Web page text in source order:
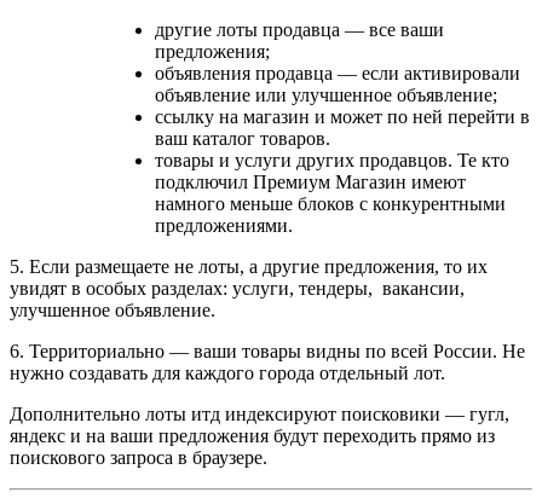
другие лоты продавца — все ваши
предложения;
объявления продавца — если активировали
объявление или улучшенное объявление;
ссылку на магазин и может по ней перейти в
ваш каталог товаров.
товары и услуги других продавцов. Те кто
подключил Премиум Магазин имеют
намного меньше блоков с конкурентными
предложениями.
5. Если размещаете не лоты, а другие предложения, то их
увидят в особых разделах: услуги, тендеры, вакансии,
улучшенное объявление.
6. Территориально — ваши товары видны по всей России. Не
нужно создавать для каждого города отдельный лот.
Дополнительно лоты итд индексируют поисковики — гугл,
яндекс и на ваши предложения будут переходить прямо из
поискового запроса в браузере.